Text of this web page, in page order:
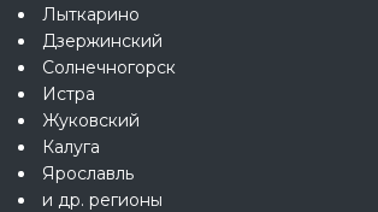
Лыткарино
Дзержинский
Солнечногорск
Истра
Жуковский
Калуга
Ярославль
и др. регионы